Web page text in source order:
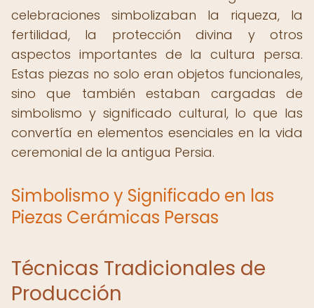
celebraciones simbolizaban la riqueza, la
fertilidad, la protección divina y otros
aspectos importantes de la cultura persa.
Estas piezas no solo eran objetos funcionales,
sino que también estaban cargadas de
simbolismo y significado cultural, lo que las
convertía en elementos esenciales en la vida
ceremonial de la antigua Persia.
Simbolismo y Significado en las
Piezas Cerámicas Persas
Técnicas Tradicionales de
Producción